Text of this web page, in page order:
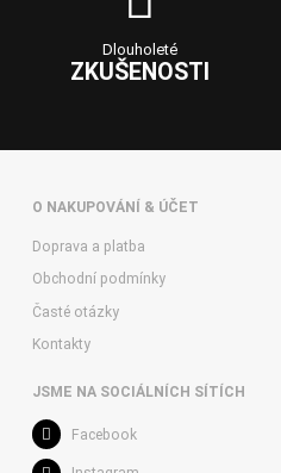
Dlouholeté
ZKUŠENOSTI
O NAKUPOVÁNÍ & ÚČET
Doprava a platba
Obchodní podmínky
Časté otázky
Kontakty
JSME NA SOCIÁLNÍCH SÍTÍCH
Facebook